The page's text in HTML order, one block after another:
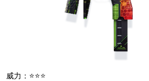
威力：⭐⭐⭐